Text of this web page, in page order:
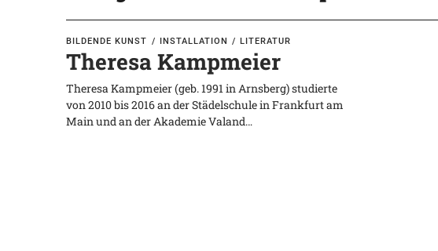
BILDENDE KUNST INSTALLATION LITERATUR
Theresa Kampmeier
Theresa Kampmeier (geb. 1991 in Arnsberg) studierte
von 2010 bis 2016 an der Städelschule in Frankfurt am
Main und an der Akademie Valand…